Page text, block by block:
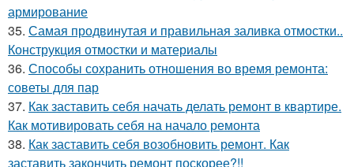
армирование
35. Самая продвинутая и правильная заливка отмостки..
Конструкция отмостки и материалы
36. Способы сохранить отношения во время ремонта:
советы для пар
37. Как заставить себя начать делать ремонт в квартире.
Как мотивировать себя на начало ремонта
38. Как заставить себя возобновить ремонт. Как
заставить закончить ремонт поскорее?!!